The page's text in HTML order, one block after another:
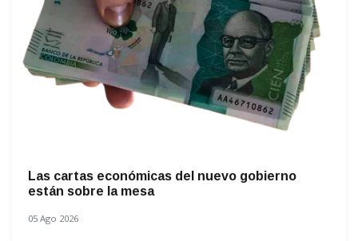
Las cartas económicas del nuevo gobierno
están sobre la mesa
05 Ago 2026